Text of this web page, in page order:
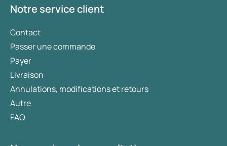
Notre service client
Contact
Passer une commande
Payer
Livraison
Annulations, modifications et retours
Autre
FAQ